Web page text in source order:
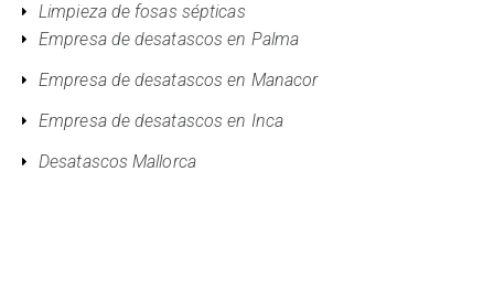
Limpieza de fosas sépticas
Empresa de desatascos en Palma
Empresa de desatascos en Manacor
Empresa de desatascos en Inca
Desatascos Mallorca